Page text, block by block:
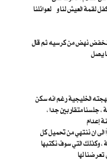
لقمة العيش لنا و لعوائلنا
نهض من كرسيه ثم قال
الخليجية رغم انه سكن
، جلسنا متقاربين جدا ،
إعدام
ان ننتهي من تحميل كل
، وكذلك التي سوف نكتبها
لها